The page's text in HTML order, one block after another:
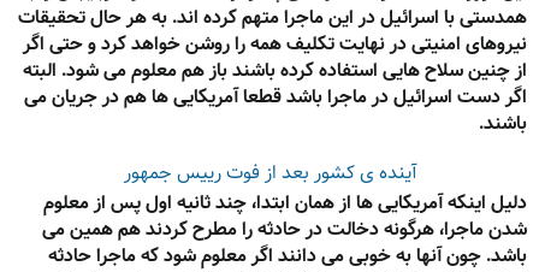
همدستی با اسرائیل در این ماجرا متهم کرده اند. به هر حال تحقیقات
نیروهای امنیتی در نهایت تکلیف همه را روشن خواهد کرد و حتی اگر
از چنین سلاح هایی استفاده کرده باشند باز هم معلوم می شود. البته
اگر دست اسرائیل در ماجرا باشد قطعا آمریکایی ها هم در جریان می
باشند.
آینده ی کشور بعد از فوت رییس جمهور
دلیل اینکه آمریکایی ها از همان ابتدا، چند ثانیه اول پس از معلوم
شدن ماجرا، هرگونه دخالت در حادثه را مطرح کردند هم همین می
باشد. چون آنها به خوبی می دانند اگر معلوم شود که ماجرا حادثه